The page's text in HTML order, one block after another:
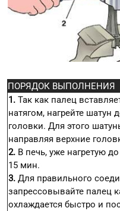
ПОРЯДОК ВЫПОЛНЕНИЯ
1. Так как палец
натягом, нагрейте шатун
головки. Для этого
направляя верхние
2. В печь, уже нагретую
15 мин.
3. Для правильного
запрессовывайте палец
охлаждается быстро и